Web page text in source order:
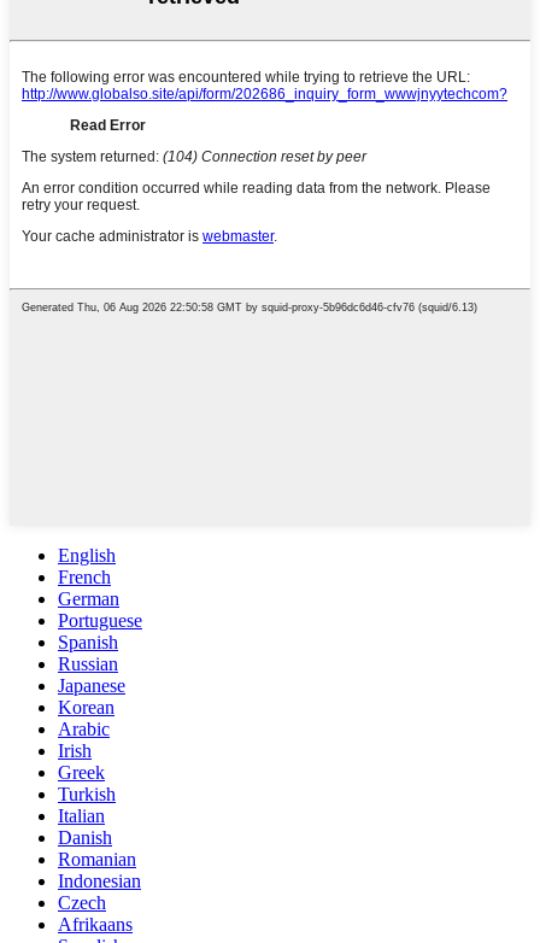
English
French
German
Portuguese
Spanish
Russian
Japanese
Korean
Arabic
Irish
Greek
Turkish
Italian
Danish
Romanian
Indonesian
Czech
Afrikaans